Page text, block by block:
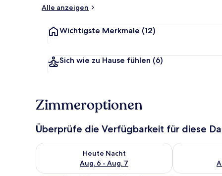
Alle anzeigen
Wichtigste Merkmale (12)
Sich wie zu Hause fühlen (6)
Zimmeroptionen
Überprüfe die Verfügbarkeit für diese
Heute Nacht
Aug. 6 - Aug. 7
Überprüfe die Verfügbarkeit für heute Nacht, Aug. 6
Überprüfe